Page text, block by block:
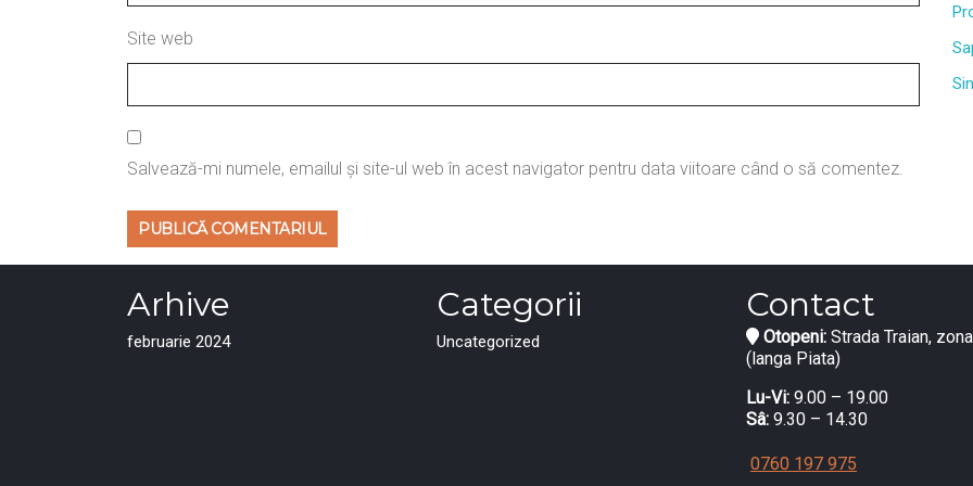
Site web
Salvează-mi numele, emailul și site-ul web în acest navigator pentru data viitoare când o să comentez.
Arhive
februarie 2024
Categorii
Uncategorized
Contact
Otopeni: Strada Traian,
(langa Piata)
Lu-Vi: 9.00 – 19.00
Sâ: 9.30 – 14.30
0760 197 975